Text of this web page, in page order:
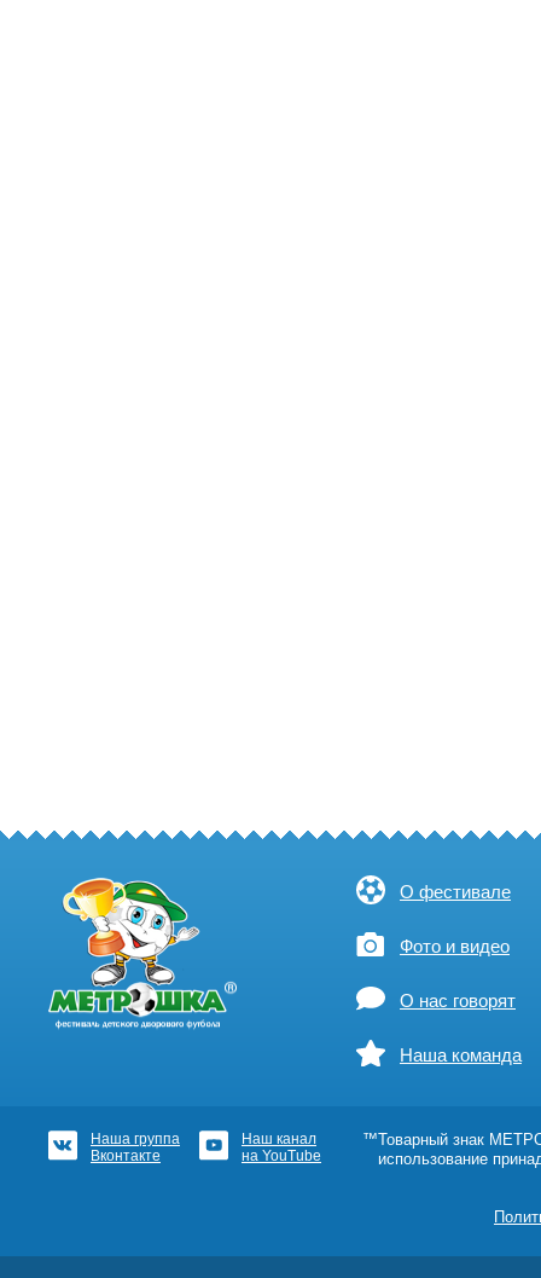
О фестивале
Фото и видео
О нас говорят
Наша команда
Наша группа
Вконтакте
Наш канал
на YouTube
™Товарный знак
использование